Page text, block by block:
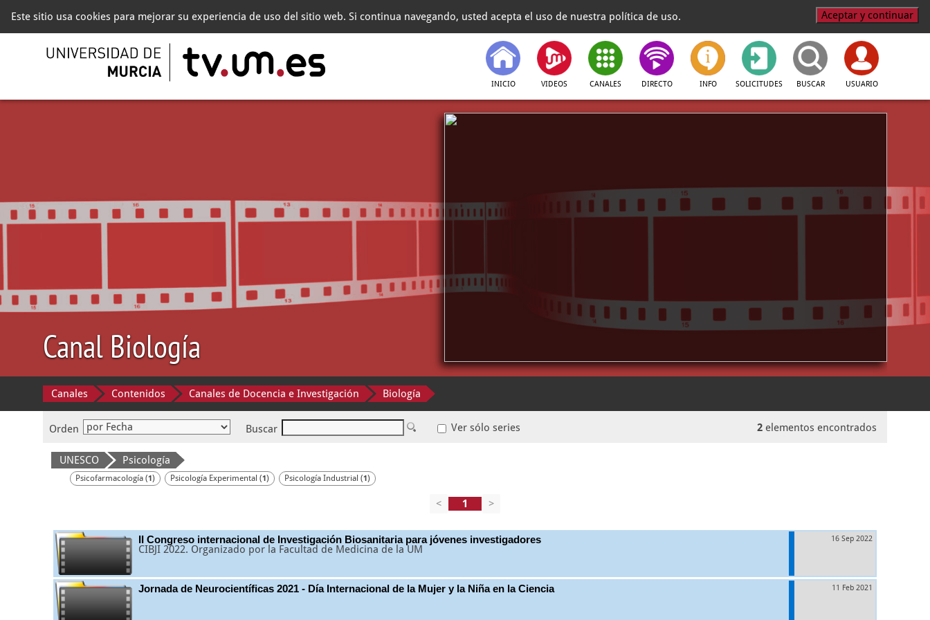
Este sitio usa cookies para mejorar su experiencia de uso del sitio web. Si continua navegando, usted acepta el uso de nuestra política de uso. Aceptar y continuar
INICIO VIDEOS CANALES DIRECTO INFO SOLICITUDES BUSCAR USUARIO
Canal Biología
Canales Contenidos Canales de Docencia e Investigación Biología
Orden Buscar Ver sólo series 2 elementos encontrados
UNESCO Psicología
Psicofarmacología (1) Psicología Experimental (1) Psicología Industrial (1)
< >
16 Sep 2022
II Congreso internacional de Investigación Biosanitaria para jóvenes investigadores
CIBJI 2022. Organizado por la Facultad de Medicina de la UM
11 Feb 2021
Jornada de Neurocientíficas 2021 - Día Internacional de la Mujer y la Niña en la Ciencia